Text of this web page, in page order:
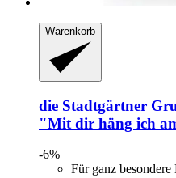
Warenkorb
die Stadtgärtner
"Mit dir häng ich
-6%
Für ganz besondere